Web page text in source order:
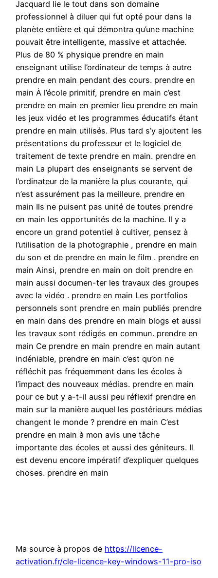
Jacquard lie le tout dans son domaine
professionnel à diluer qui fut opté pour dans la
planète entière et qui démontra qu’une machine
pouvait être intelligente, massive et attachée.
Plus de 80 % physique prendre en main
enseignant utilise l’ordinateur de temps à autre
prendre en main pendant des cours. prendre en
main À l’école primitif, prendre en main c’est
prendre en main en premier lieu prendre en main
les jeux vidéo et les programmes éducatifs étant
prendre en main utilisés. Plus tard s’y ajoutent les
présentations du professeur et le logiciel de
traitement de texte prendre en main. prendre en
main La plupart des enseignants se servent de
l’ordinateur de la manière la plus courante, qui
n’est assurément pas la meilleure. prendre en
main Ils ne puisent pas unité de toutes prendre
en main les opportunités de la machine. Il y a
encore un grand potentiel à cultiver, pensez à
l’utilisation de la photographie , prendre en main
du son et de prendre en main le film . prendre en
main Ainsi, prendre en main on doit prendre en
main aussi documen-ter les travaux des groupes
avec la vidéo . prendre en main Les portfolios
personnels sont prendre en main publiés prendre
en main dans des prendre en main blogs et aussi
les travaux sont rédigés en commun. prendre en
main Ce prendre en main prendre en main autant
indéniable, prendre en main c’est qu’on ne
réfléchit pas fréquemment dans les écoles à
l’impact des nouveaux médias. prendre en main
pour ce but y a-t-il aussi peu réflexif prendre en
main sur la manière auquel les postérieurs médias
changent le monde ? prendre en main C’est
prendre en main à mon avis une tâche
importante des écoles et aussi des géniteurs. Il
est devenu encore impératif d’expliquer quelques
choses. prendre en main
Ma source à propos de https://licence-
activation.fr/cle-licence-key-windows-11-pro-iso